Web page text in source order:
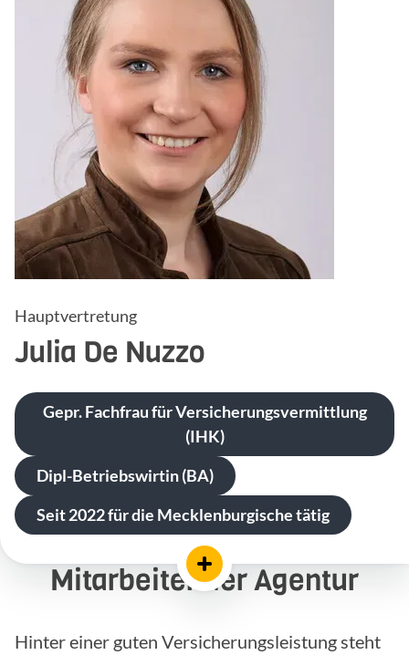
Hauptvertretung
Julia De Nuzzo
Gepr. Fachfrau für Versicherungsvermittlung
(IHK)
Dipl-Betriebswirtin (BA)
Seit 2022 für die Mecklenburgische tätig
Mitarbeiter der Agentur
Hinter einer guten Versicherungsleistung steht